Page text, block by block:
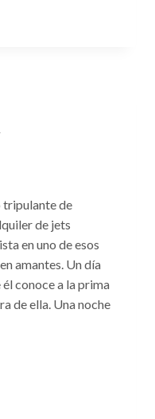
tripulante de
de jets
en uno de esos
amantes. Un día
conoce a la prima
de ella. Una noche